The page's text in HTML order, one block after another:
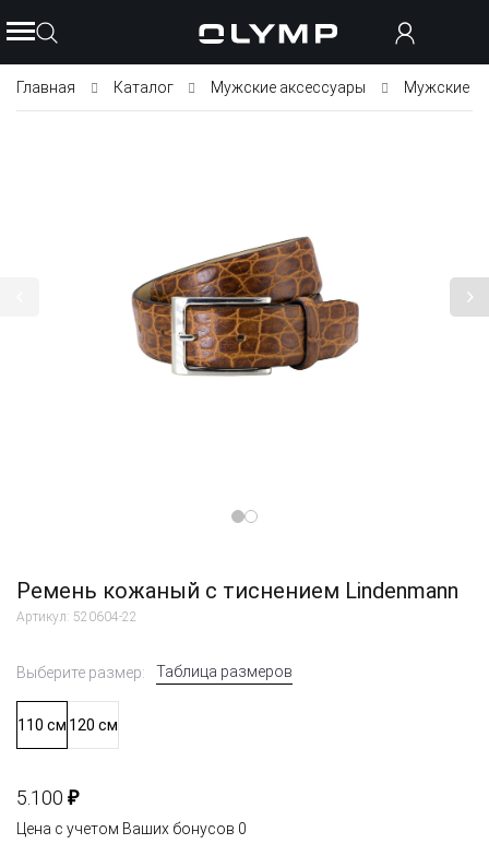
Главная Каталог Мужские аксессуары Мужские
Ремень кожаный с тиснением Lindenmann
Артикул: 520604-22
Выберите размер: Таблица размеров
110 см 120 см
5.100 ₽
Цена с учетом Ваших бонусов 0